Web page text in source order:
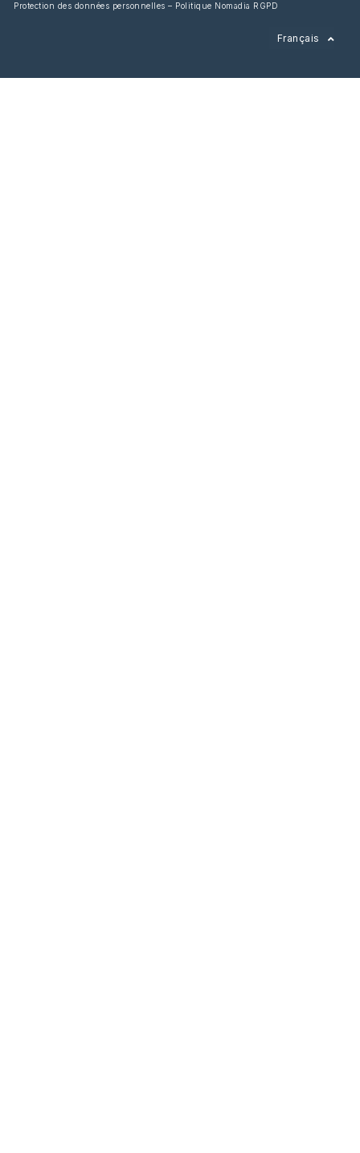
Protection des données personnelles – Politique Nomadia RGPD
Français
English